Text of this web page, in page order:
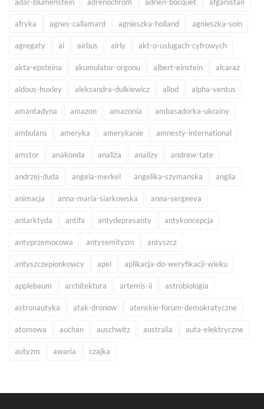
afryka agnes-callamard agnieszka-holland agnieszka-soin
agregaty ai airbus airly akt-o-uslugach-cyfrowych
akta-epsteina akumulator-orgonu albert-einstein alcaraz
aldous-huxley aleksandra-dulkiewicz allod alpha-ventus
amantadyna amazon amazonia ambasadorka-ukrainy
ambulans ameryka amerykanie amnesty-international
amstor anakonda analiza analizy andrew-tate
andrzej-duda angela-merkel angelika-szymanska anglia
animacja anna-maria-siarkowska anna-sergeeva
antarktyda antifa antydepresanty antykoncepcja
antyprzemocowa antysemityzm antyszcz
antyszczepionkowcy apel aplikacja-do-weryfikacji-wieku
applebaum architektura artemis-ii astrobiologia
astronautyka atak-dronow atenskie-forum-demokratyczne
atomowa auchan auschwitz australia auta-elektryczne
autyzm awaria czajka